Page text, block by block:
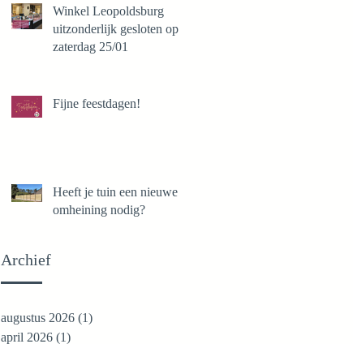
Winkel Leopoldsburg
uitzonderlijk gesloten op
zaterdag 25/01
Fijne feestdagen!
Heeft je tuin een nieuwe
omheining nodig?
Archief
augustus 2026 (1)
april 2026 (1)